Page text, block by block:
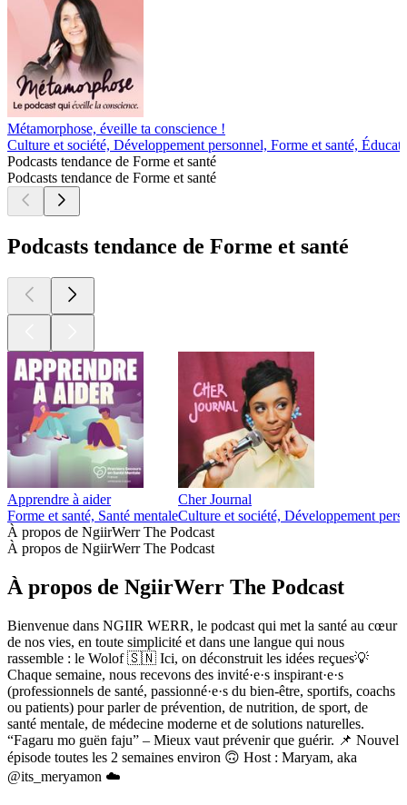
Métamorphose, éveille ta conscience !
Culture et société, Développement personnel, Forme et santé,
Podcasts tendance de Forme et santé
Podcasts tendance de Forme et santé
Podcasts tendance de Forme et santé
Apprendre à aider
Forme et santé, Santé mentale
Cher Journal
Culture et société, Développement
À propos de NgiirWerr The Podcast
À propos de NgiirWerr The Podcast
À propos de NgiirWerr The Podcast
Bienvenue dans NGIIR WERR, le podcast qui met la santé au cœur
de nos vies, en toute simplicité et dans une langue qui nous
rassemble : le Wolof 🇸🇳 Ici, on déconstruit les idées reçues💡
Chaque semaine, nous recevons des invité·e·s inspirant·e·s
(professionnels de santé, passionné·e·s du bien-être, sportifs, coachs
ou patients) pour parler de prévention, de nutrition, de sport, de
santé mentale, de médecine moderne et de solutions naturelles.
“Fagaru mo guën faju” – Mieux vaut prévenir que guérir. 📌 Nouvel
épisode toutes les 2 semaines environ 🙃 Host : Maryam, aka
@its_meryamon ☁️